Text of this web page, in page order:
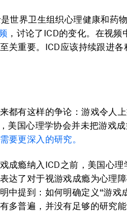
世界卫生组织心理健康和药
，讨论了ICD的变化。在视
关重要。ICD应该持续跟进
都有这样的争论：游戏令人
美国心理学协会并未把游戏
需要更深入的研究。
成瘾纳入ICD之前，美国心
表达了对于视游戏成瘾为心理
中提到：如何明确定义“游戏
多普遍，并没有足够的研究